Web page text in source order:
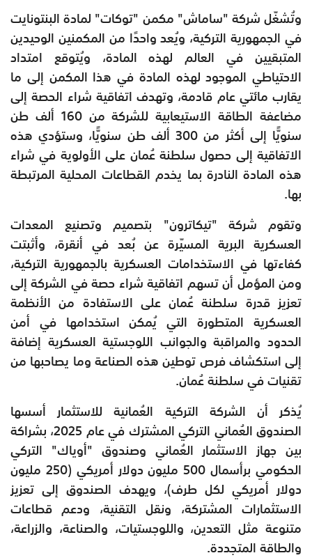
وتُشغّل شركة "ساماش" مكمن "توكات" لمادة البنتونايت
في الجمهورية التركية، ويُعد واحدًا من المكمنين الوحيدين
المتبقيين في العالم لهذه المادة، ويُتوقع امتداد
الاحتياطي الموجود لهذه المادة في هذا المكمن إلى ما
يقارب مائتي عام قادمة، وتهدف اتفاقية شراء الحصة إلى
مضاعفة الطاقة الاستيعابية للشركة من 160 ألف طن
سنويًّا إلى أكثر من 300 ألف طن سنويًّا، وستؤدي هذه
الاتفاقية إلى حصول سلطنة عُمان على الأولوية في شراء
هذه المادة النادرة بما يخدم القطاعات المحلية المرتبطة
بها.
وتقوم شركة "تيكاترون" بتصميم وتصنيع المعدات
العسكرية البرية المسيّرة عن بُعد في أنقرة، وأثبتت
كفاءتها في الاستخدامات العسكرية بالجمهورية التركية،
ومن المؤمل أن تسهم اتفاقية شراء حصة في الشركة إلى
تعزيز قدرة سلطنة عُمان على الاستفادة من الأنظمة
العسكرية المتطورة التي يُمكن استخدامها في أمن
الحدود والمراقبة والجوانب اللوجستية العسكرية إضافة
إلى استكشاف فرص توطين هذه الصناعة وما يصاحبها من
تقنيات في سلطنة عُمان.
يُذكر أن الشركة التركية العُمانية للاستثمار أسسها
الصندوق العُماني التركي المشترك في عام 2025، بشراكة
بين جهاز الاستثمار العُماني وصندوق "أوياك" التركي
الحكومي برأسمال 500 مليون دولار أمريكي (250 مليون
دولار أمريكي لكل طرف)، ويهدف الصندوق إلى تعزيز
الاستثمارات المشتركة، ونقل التقنية، ودعم قطاعات
متنوعة مثل التعدين، واللوجستيات، والصناعة، والزراعة،
والطاقة المتجددة.